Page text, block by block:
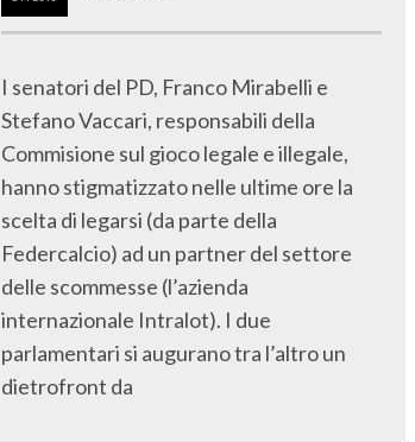
I senatori del PD, Franco Mirabelli e
Stefano Vaccari, responsabili della
Commisione sul gioco legale e illegale,
hanno stigmatizzato nelle ultime ore la
scelta di legarsi (da parte della
Federcalcio) ad un partner del settore
delle scommesse (l’azienda
internazionale Intralot). I due
parlamentari si augurano tra l’altro un
dietrofront da